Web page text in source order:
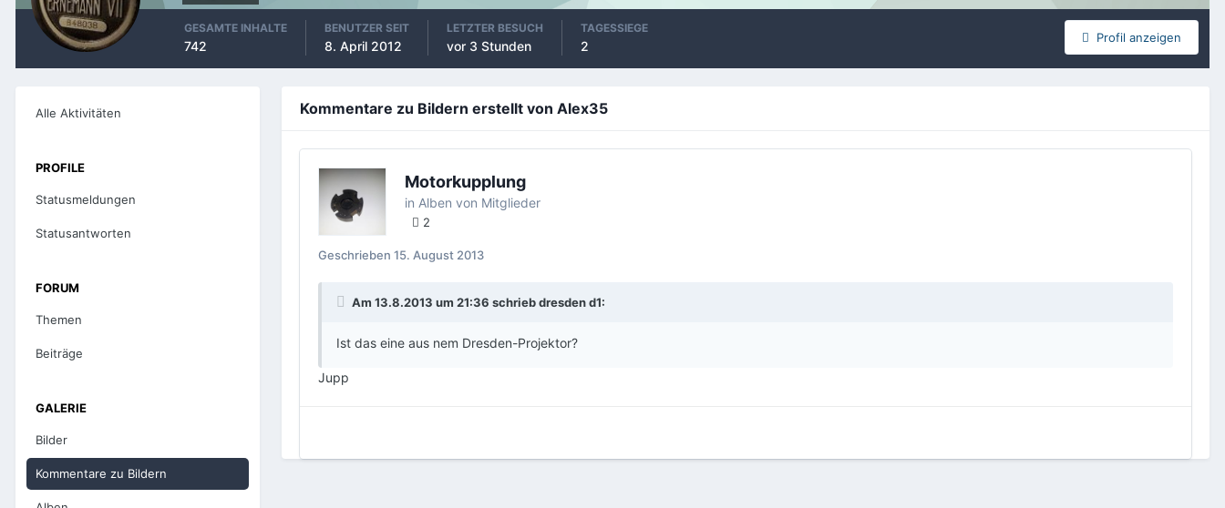
Profil anzeigen
GESAMTE INHALTE
742
BENUTZER SEIT
8. April 2012
LETZTER BESUCH
vor 3 Stunden
TAGESSIEGE
2
Alle Aktivitäten
PROFILE
Statusmeldungen
Statusantworten
FORUM
Themen
Beiträge
GALERIE
Bilder
Kommentare zu Bildern
Kommentare zu Bildern erstellt von Alex35
Motorkupplung
in Alben von Mitglieder
2
Geschrieben 15. August 2013
Am 13.8.2013 um 21:36 schrieb dresden d1:
Ist das eine aus nem Dresden-Projektor?
Jupp